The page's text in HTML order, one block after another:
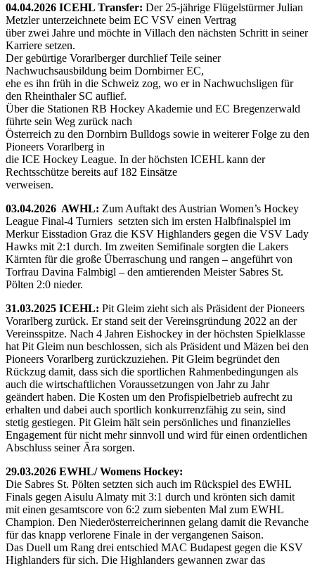
04.04.2026 ICEHL Transfer: Der 25-jährige Flügelstürmer Julian
Metzler unterzeichnete beim EC VSV einen Vertrag
über zwei Jahre und möchte in Villach den nächsten Schritt in seiner
Karriere setzen.
Der gebürtige Vorarlberger durchlief Teile seiner
Nachwuchsausbildung beim Dornbirner EC,
ehe es ihn früh in die Schweiz zog, wo er in Nachwuchsligen für
den Rheinthaler SC auflief.
Über die Stationen RB Hockey Akademie und EC Bregenzerwald
führte sein Weg zurück nach
Österreich zu den Dornbirn Bulldogs sowie in weiterer Folge zu den
Pioneers Vorarlberg in
die ICE Hockey League. In der höchsten ICEHL kann der
Rechtsschütze bereits auf 182 Einsätze
verweisen.
03.04.2026 AWHL: Zum Auftakt des Austrian Women’s Hockey
League Final-4 Turniers setzten sich im ersten Halbfinalspiel im
Merkur Eisstadion Graz die KSV Highlanders gegen die VSV Lady
Hawks mit 2:1 durch. Im zweiten Semifinale sorgten die Lakers
Kärnten für die große Überraschung und rangen – angeführt von
Torfrau Davina Falmbigl – den amtierenden Meister Sabres St.
Pölten 2:0 nieder.
31.03.2025 ICEHL: Pit Gleim zieht sich als Präsident der Pioneers
Vorarlberg zurück. Er stand seit der Vereinsgründung 2022 an der
Vereinsspitze. Nach 4 Jahren Eishockey in der höchsten Spielklasse
hat Pit Gleim nun beschlossen, sich als Präsident und Mäzen bei den
Pioneers Vorarlberg zurückzuziehen. Pit Gleim begründet den
Rückzug damit, dass sich die sportlichen Rahmenbedingungen als
auch die wirtschaftlichen Voraussetzungen von Jahr zu Jahr
geändert haben. Die Kosten um den Profispielbetrieb aufrecht zu
erhalten und dabei auch sportlich konkurrenzfähig zu sein, sind
stetig gestiegen. Pit Gleim hält sein persönliches und finanzielles
Engagement für nicht mehr sinnvoll und wird für einen ordentlichen
Abschluss seiner Ära sorgen.
29.03.2026 EWHL/ Womens Hockey:
Die Sabres St. Pölten setzten sich auch im Rückspiel des EWHL
Finals gegen Aisulu Almaty mit 3:1 durch und krönten sich damit
mit einen gesamtscore von 6:2 zum siebenten Mal zum EWHL
Champion. Den Niederösterreicherinnen gelang damit die Revanche
für das knapp verlorene Finale in der vergangenen Saison.
Das Duell um Rang drei entschied MAC Budapest gegen die KSV
Highlanders für sich. Die Highlanders gewannen zwar das